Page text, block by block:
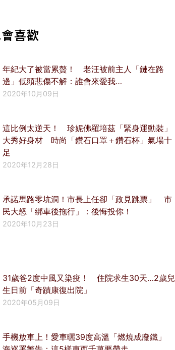
喜歡
年紀大了被當累贅！ 老汪被前主人「鏈在路
邊」低頭悲傷不解：誰會來愛我…
2020年10月09日
這比例太逆天！ 珍妮佛羅培茲「緊身運動裝」
大秀好身材 時尚「鑽石口罩＋鑽石杯」氣場十
足
2020年12月28日
承諾馬路零坑洞！市長上任卻「政見跳票」 市
民大怒「綁車後拖行」：後悔投你！
2020年10月23日
31歲爸2度中風又染疫！ 住院求生30天…2歲兒
生日前「奇蹟康復出院」
2020年05月09日
手機放車上！愛車曬39度高溫「燃燒成廢鐵」